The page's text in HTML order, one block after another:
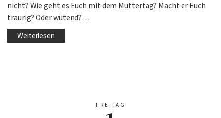
nicht? Wie geht es Euch mit dem Muttertag? Macht er Euch
traurig? Oder wütend?…
Weiterlesen
FREITAG